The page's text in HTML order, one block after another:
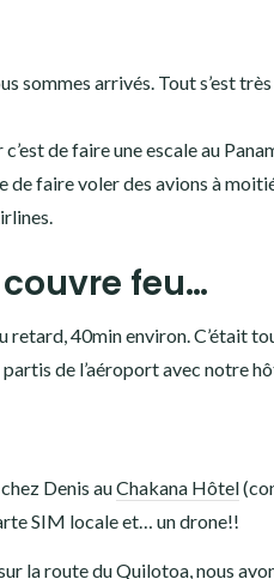
sommes arrivés. Tout s’est
de faire une escale au
de faire voler des avions à
feu…
40min environ. C’était
de l’aéroport avec notre
Denis auChakana Hôtel
SIM locale et… un drone!!
la route duQuilotoa , nous